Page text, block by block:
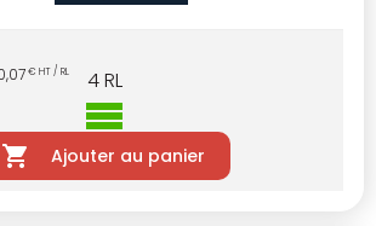
€ HT / RL 4RL
Ajouter au panier